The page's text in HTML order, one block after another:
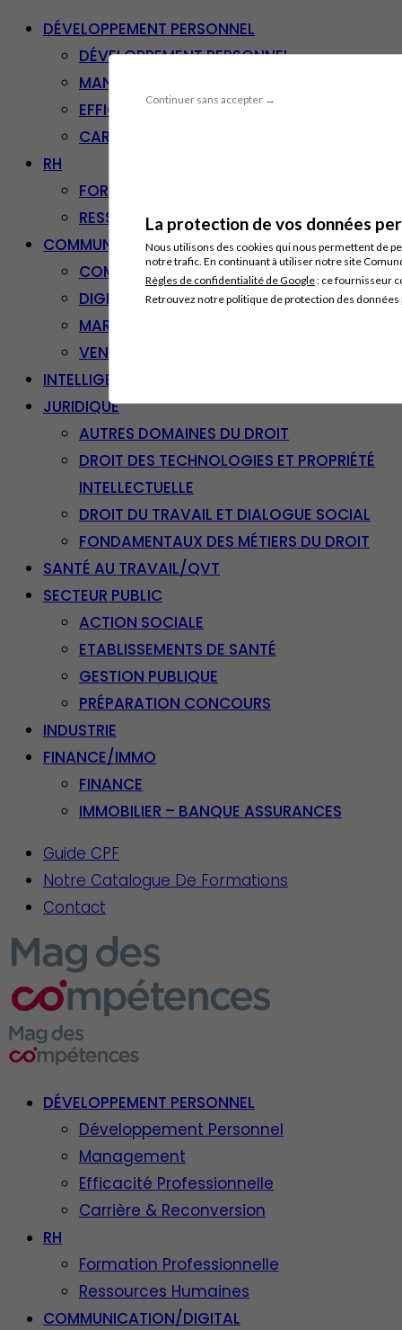
Continuer sans accepter →
La protection de vos données
Nous utilisons des cookies qui nous permettent de
notre trafic. En continuant à utiliser notre site
Règles de confidentialité de Google: ce fournisseur
Retrouvez notre politique de protection des
DÉVELOPPEMENT PERSONNEL
DÉVELOPPEMENT PERSONNEL
MANAGEMENT
EFFICACITÉ PROFESSIONNELLE
CARRIÈRE & RECONVERSION
RH
FORMATION PROFESSIONNELLE
RESSOURCES HUMAINES
COMMUNICATION/DIGITAL
COMMUNICATION
DIGITAL
MARKETING
VENTE – RELATION CLIENT
INTELLIGENCE ARTIFICIELLE
JURIDIQUE
AUTRES DOMAINES DU DROIT
DROIT DES TECHNOLOGIES ET PROPRIÉTÉ
INTELLECTUELLE
DROIT DU TRAVAIL ET DIALOGUE SOCIAL
FONDAMENTAUX DES MÉTIERS DU DROIT
SANTÉ AU TRAVAIL/QVT
SECTEUR PUBLIC
ACTION SOCIALE
ETABLISSEMENTS DE SANTÉ
GESTION PUBLIQUE
PRÉPARATION CONCOURS
INDUSTRIE
FINANCE/IMMO
FINANCE
IMMOBILIER – BANQUE ASSURANCES
Guide CPF
Notre Catalogue De Formations
Contact
DÉVELOPPEMENT PERSONNEL
Développement Personnel
Management
Efficacité Professionnelle
Carrière & Reconversion
RH
Formation Professionnelle
Ressources Humaines
COMMUNICATION/DIGITAL